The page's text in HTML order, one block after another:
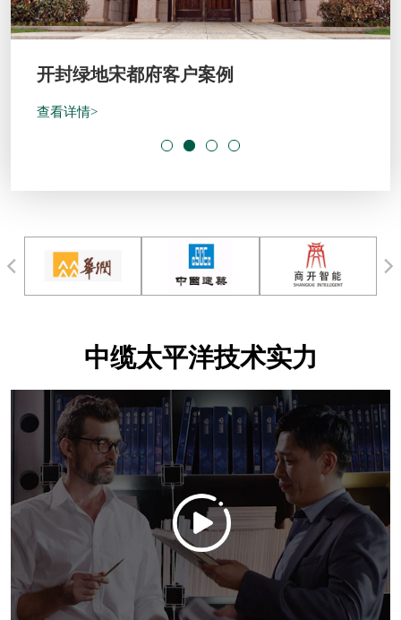
开封绿地宋都府客户案例
查看详情>
中缆太平洋技术实力